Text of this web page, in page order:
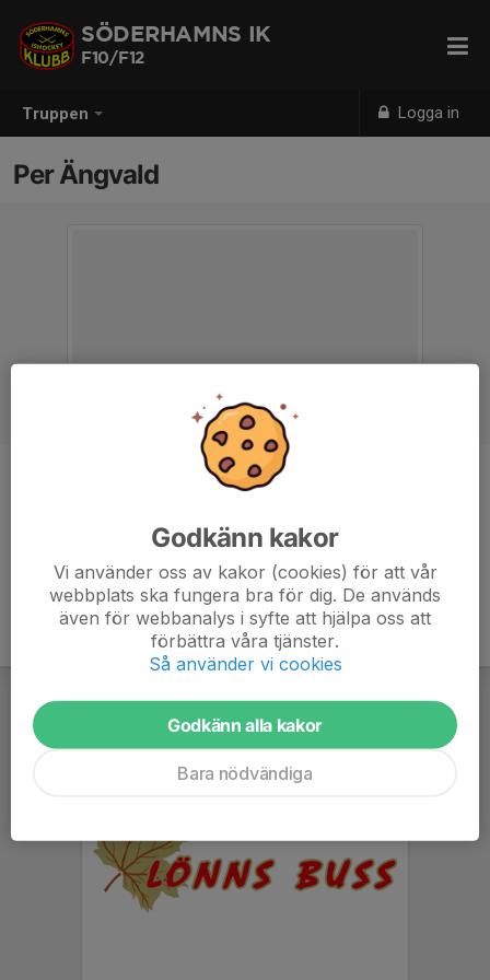
Truppen Logga in
SÖDERHAMNS IK
F10/F12
Per Ängvald
Tränare
Godkänn kakor
Vi använder oss av kakor (cookies) för att vår
webbplats ska fungera bra för dig. De används
även för webbanalys i syfte att hjälpa oss att
förbättra våra tjänster.
Så använder vi cookies
Godkänn alla kakor
Bara nödvändiga